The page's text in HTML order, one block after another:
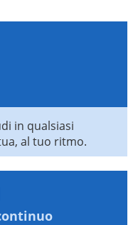
in qualsiasi
al tuo ritmo.